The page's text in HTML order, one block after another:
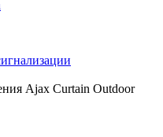
Ajax Curtain Outdoor